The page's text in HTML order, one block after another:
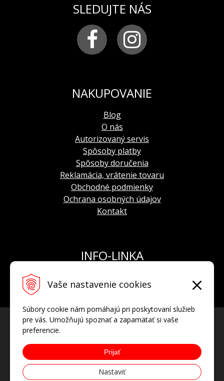
Vaše nastavenie cookies
Súbory cookie nám pomáhajú pri poskytovaní služieb
pre vás. Umožňujú spoznať a zapamätať si vaše
preferencie.
Prijať
Nastaviť
SLEDUJTE NÁS
NAKUPOVANIE
Blog
O nás
Autorizovaný servis
Spôsoby platby
Spôsoby doručenia
Reklamácia, vrátenie tovaru
Obchodné podmienky
Ochrana osobných údajov
Kontakt
INFO-LINKA
E-mail:info@hodinkyvostok.sk